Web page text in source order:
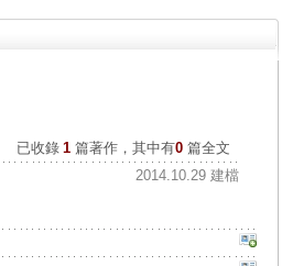
已收錄 1 篇著作，其中有0篇全文
2014.10.29 建檔